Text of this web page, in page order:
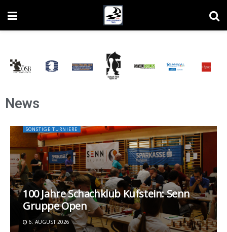
News
SONSTIGE TURNIERE
100 Jahre Schachklub Kufstein: Senn
Gruppe Open
6. AUGUST 2026